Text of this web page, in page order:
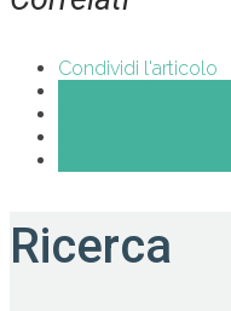
Condividi l'articolo
Ricerca